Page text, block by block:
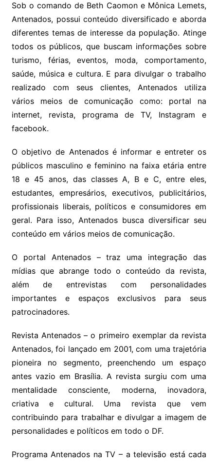
Sob o comando de Beth Caomon e Mônica Lemets,
Antenados, possui conteúdo diversificado e aborda
diferentes temas de interesse da população. Atinge
todos os públicos, que buscam informações sobre
turismo, férias, eventos, moda, comportamento,
saúde, música e cultura. E para divulgar o trabalho
realizado com seus clientes, Antenados utiliza
vários meios de comunicação como: portal na
internet, revista, programa de TV, Instagram e
facebook.
O objetivo de Antenados é informar e entreter os
públicos masculino e feminino na faixa etária entre
18 e 45 anos, das classes A, B e C, entre eles,
estudantes, empresários, executivos, publicitários,
profissionais liberais, políticos e consumidores em
geral. Para isso, Antenados busca diversificar seu
conteúdo em vários meios de comunicação.
O portal Antenados – traz uma integração das
mídias que abrange todo o conteúdo da revista,
além de entrevistas com personalidades
importantes e espaços exclusivos para seus
patrocinadores.
Revista Antenados – o primeiro exemplar da revista
Antenados, foi lançado em 2001, com uma trajetória
pioneira no segmento, preenchendo um espaço
antes vazio em Brasília. A revista surgiu com uma
mentalidade consciente, moderna, inovadora,
criativa e cultural. Uma revista que vem
contribuindo para trabalhar e divulgar a imagem de
personalidades e políticos em todo o DF.
Programa Antenados na TV – a televisão está cada